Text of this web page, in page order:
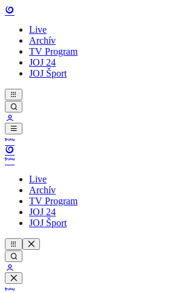
Live
Archív
TV Program
JOJ 24
JOJ Šport
Live
Archív
TV Program
JOJ 24
JOJ Šport